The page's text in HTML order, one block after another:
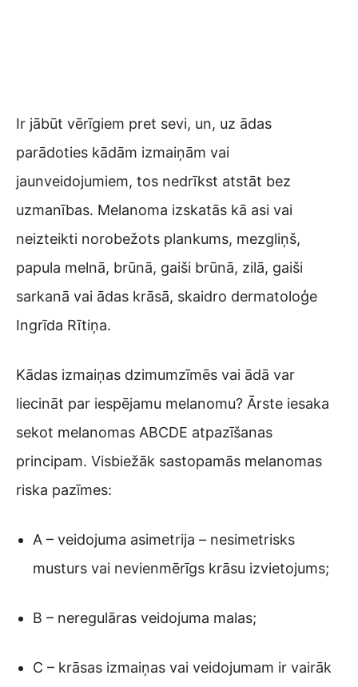
Ir jābūt vērīgiem pret sevi, un, uz ādas
parādoties kādām izmaiņām vai
jaunveidojumiem, tos nedrīkst atstāt bez
uzmanības. Melanoma izskatās kā asi vai
neizteikti norobežots plankums, mezgliņš,
papula melnā, brūnā, gaiši brūnā, zilā, gaiši
sarkanā vai ādas krāsā, skaidro dermatoloģe
Ingrīda Rītiņa.
Kādas izmaiņas dzimumzīmēs vai ādā var
liecināt par iespējamu melanomu? Ārste iesaka
sekot melanomas ABCDE atpazīšanas
principam. Visbiežāk sastopamās melanomas
riska pazīmes:
A – veidojuma asimetrija – nesimetrisks
musturs vai nevienmērīgs krāsu izvietojums;
B – neregulāras veidojuma malas;
C – krāsas izmaiņas vai veidojumam ir vairāk